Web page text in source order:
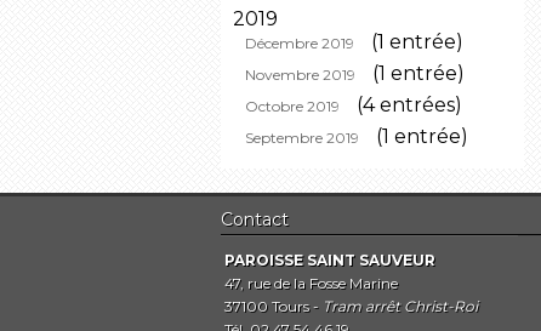
2019
Décembre 2019 (1 entrée)
Novembre 2019 (1 entrée)
Octobre 2019 (4 entrées)
Septembre 2019 (1 entrée)
Contact
PAROISSE SAINT SAUVEUR
47, rue de la Fosse Marine
37100 Tours - Tram arrêt Christ-Roi